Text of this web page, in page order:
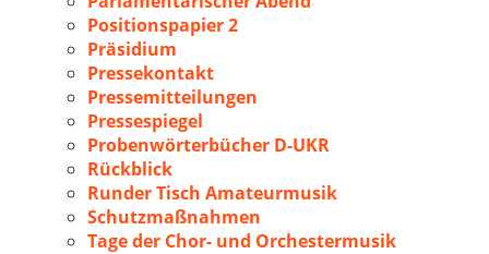
Positionspapier 2
Präsidium
Pressekontakt
Pressemitteilungen
Pressespiegel
Probenwörterbücher D-UKR
Rückblick
Runder Tisch Amateurmusik
Schutzmaßnahmen
Tage der Chor- und Orchestermusik